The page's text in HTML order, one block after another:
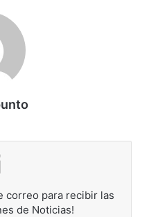
correo para recibir las
de Noticias!